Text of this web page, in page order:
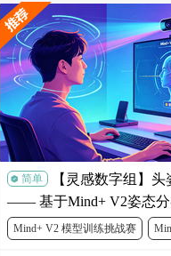
DFR0608-1
简单
【灵感数字组】
—— 基于Mind+ V2姿态分
缓锻炼项目
Mind+ V2 模型训练挑战赛